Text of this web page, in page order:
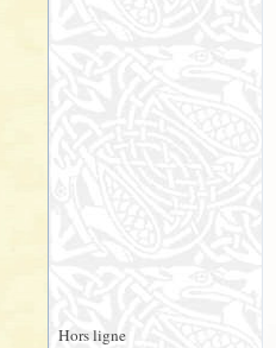
Hors ligne